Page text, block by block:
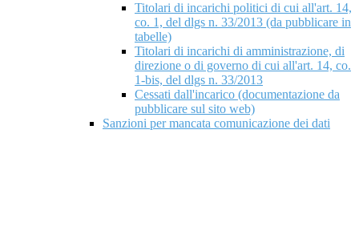
Titolari di incarichi politici di cui all'art. 14,
co. 1, del dlgs n. 33/2013 (da pubblicare in
tabelle)
Titolari di incarichi di amministrazione, di
direzione o di governo di cui all'art. 14, co.
1-bis, del dlgs n. 33/2013
Cessati dall'incarico (documentazione da
pubblicare sul sito web)
Sanzioni per mancata comunicazione dei dati